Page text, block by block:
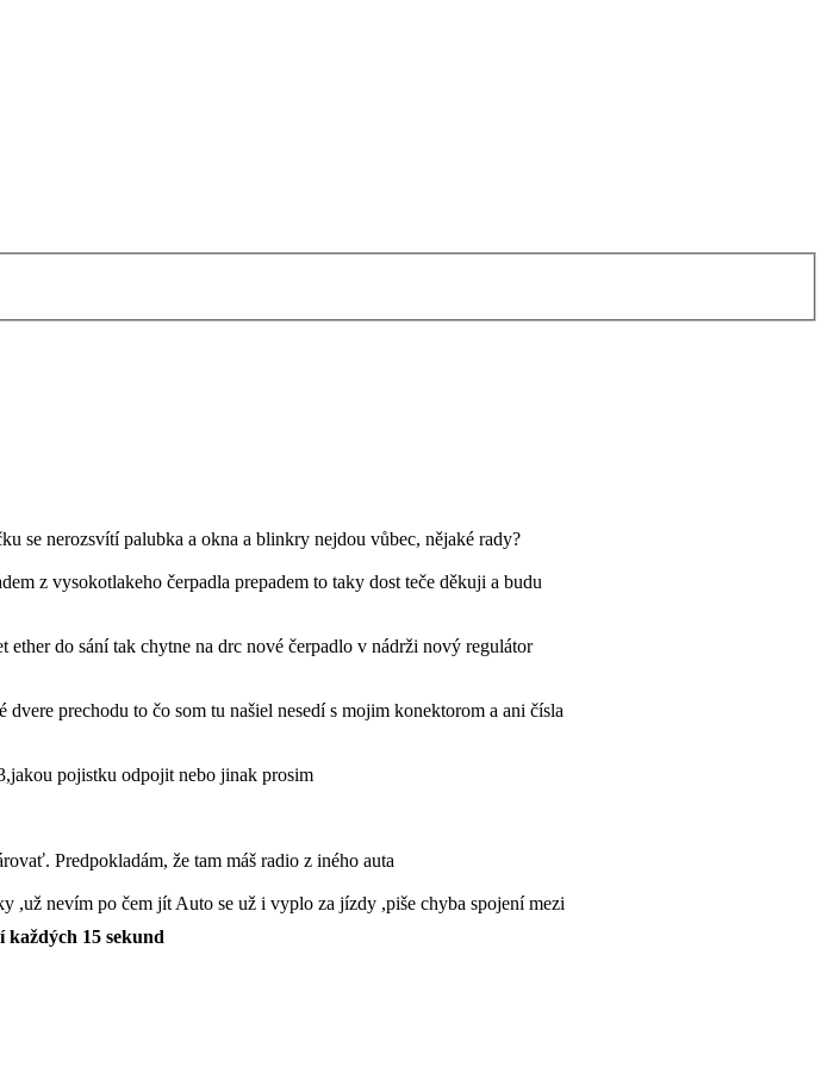
se nerozsvítí palubka a okna a blinkry nejdou vůbec, nějaké rady?
z vysokotlakeho čerpadla prepadem to taky dost teče děkuji a budu
do sání tak chytne na drc nové čerpadlo v nádrži nový regulátor
prechodu to čo som tu našiel nesedí s mojim konektorom a ani čísla
pojistku odpojit nebo jinak prosim
Predpokladám, že tam máš radio z iného auta
,už nevím po čem jít Auto se už i vyplo za jízdy ,piše chyba spojení mezi
neusrále přerušovaný ton. Vědel by někdo jak se toho zbavit? Díky
a levé zpětné zrcátko manuální za elektrické?
každých 15 sekund